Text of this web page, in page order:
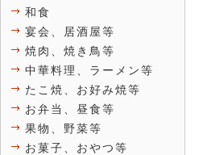
和食
宴会、居酒屋等
焼肉、焼き鳥等
中華料理、ラーメン等
たこ焼、お好み焼等
お弁当、昼食等
果物、野菜等
お菓子、おやつ等